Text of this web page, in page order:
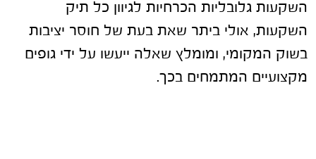
השקעות גלובליות הכרחיות לגיוון כל תיק
השקעות, אולי ביתר שאת בעת של חוסר יציבות
בשוק המקומי, ומומלץ שאלה ייעשו על ידי גופים
מקצועיים המתמחים בכך.